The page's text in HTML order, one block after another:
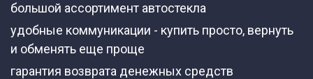
большой ассортимент автостекла
удобные коммуникации - купить просто, вернуть
и обменять еще проще
гарантия возврата денежных средств